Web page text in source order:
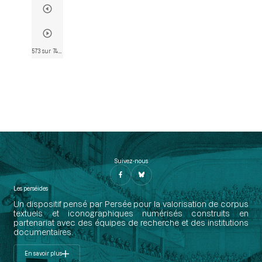
Suivez-nous
Les perséides
Un dispositif pensé par Persée pour la valorisation de corpus
textuels et iconographiques numérisés construits en
partenariat avec des équipes de recherche et des institutions
documentaires.
En savoir plus